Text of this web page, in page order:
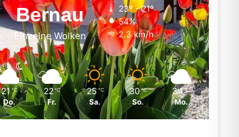
Bernau
Einzelne Wolken
23º - 21º
54%
2.3 km/h
21 ℃
Do.
22 ℃
Fr.
25 ℃
Sa.
30 ℃
So.
34 ℃
Mo.